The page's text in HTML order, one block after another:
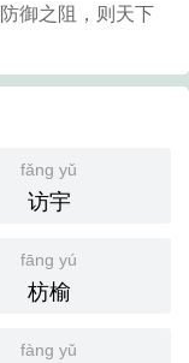
御之阻，则天下
fǎng yǔ
访宇
fāng yú
枋榆
fàng yǔ